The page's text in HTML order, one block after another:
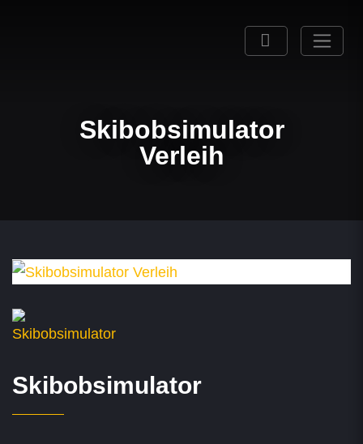
Skibobsimulator
Verleih
Skibobsimulator